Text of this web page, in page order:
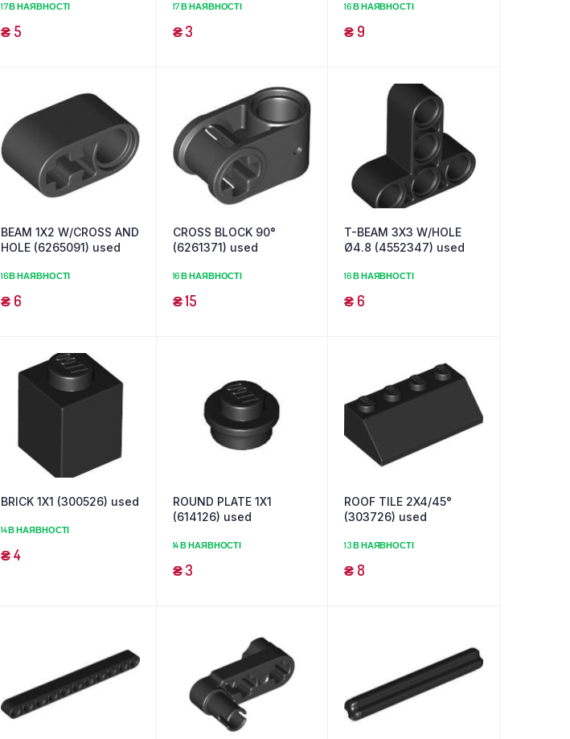
17 В НАЯВНОСТІ
₴5
17 В НАЯВНОСТІ
₴3
16 В НАЯВНОСТІ
₴ 9
BEAM 1X2 W/CROSS AND
HOLE (6265091) used
16 В НАЯВНОСТІ
₴6
CROSS BLOCK 90°
(6261371) used
16 В НАЯВНОСТІ
₴15
T-BEAM 3X3 W/HOLE
Ø4.8 (4552347) used
16 В НАЯВНОСТІ
₴ 6
BRICK 1X1 (300526) used
14 В НАЯВНОСТІ
₴4
ROUND PLATE 1X1
(614126) used
14 В НАЯВНОСТІ
₴3
ROOF TILE 2X4/45°
(303726) used
13 В НАЯВНОСТІ
₴ 8